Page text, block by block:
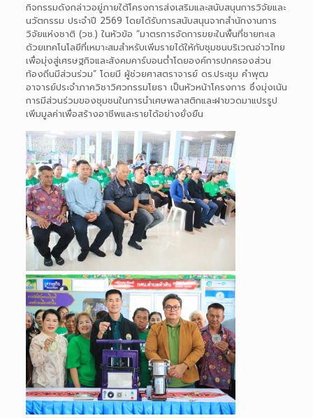
กิจกรรมดังกล่าวอยู่ภายใต้โครงการส่งเสริมและสนับสนุนการวิจัยและ
นวัตกรรม ประจำปี 2569 โดยได้รับการสนับสนุนจากสำนักงานการ
วิจัยแห่งชาติ (วช.) ในหัวข้อ “มาตรการจัดการขยะในพื้นที่ชายทะเล
ด้วยเทคโนโลยีที่เหมาะสมสำหรับเพิ่มรายได้ให้กับชุมชนบริเวณอ่าวไทย
เพื่อมุ่งสู่เศรษฐกิจและสังคมคาร์บอนต่ำโดยองค์การปกครองส่วน
ท้องถิ่นมีส่วนร่วม” โดยมี ผู้ช่วยศาสตราจารย์ ดร.ประชุม คำพุฒ
อาจารย์ประจำภาควิชาวิศวกรรมโยธา เป็นหัวหน้าโครงการ ซึ่งมุ่งเน้น
การมีส่วนร่วมของชุมชนในการนำเศษพลาสติกและฝาขวดมาแปรรูป
เพิ่มมูลค่าเพื่อสร้างอาชีพและรายได้อย่างยั่งยืน